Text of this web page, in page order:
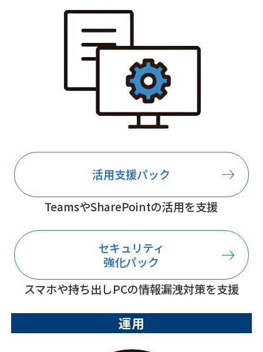
活用支援パック
TeamsやSharePointの活用を支援
セキュリティ
強化パック
スマホや持ち出しPCの情報漏洩対策を支援
運用